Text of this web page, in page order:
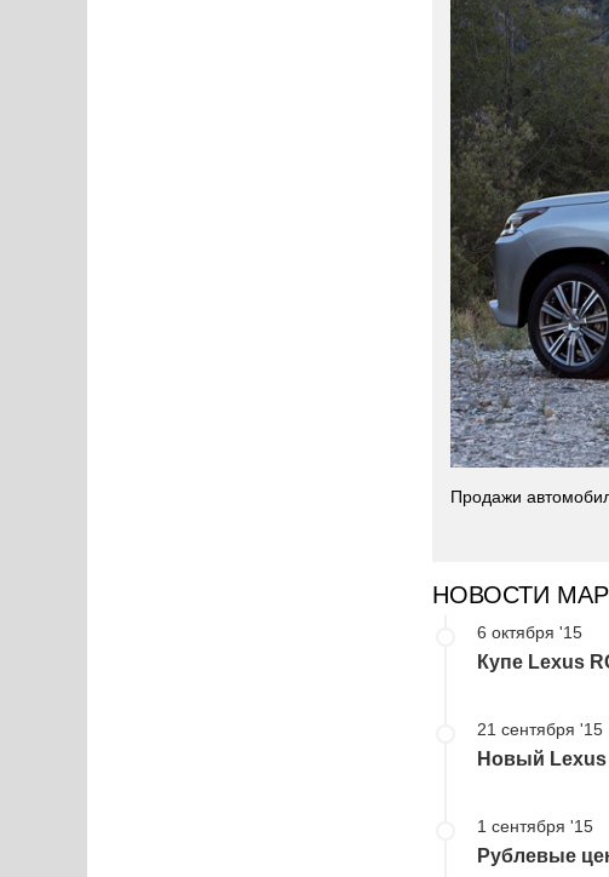
Продажи
НОВОСТИ
6 октября '15
Купе Lexus
21 сентября '15
Новый Lexus
1 сентября '15
Рублевые